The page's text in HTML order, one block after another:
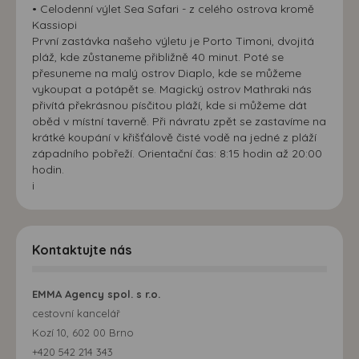
• Celodenní výlet Sea Safari - z celého ostrova kromě
Kassiopi
První zastávka našeho výletu je Porto Timoni, dvojitá
pláž, kde zůstaneme přibližně 40 minut. Poté se
přesuneme na malý ostrov Diaplo, kde se můžeme
vykoupat a potápět se. Magický ostrov Mathraki nás
přivítá překrásnou písčitou pláží, kde si můžeme dát
oběd v místní taverně. Při návratu zpět se zastavíme na
krátké koupání v křišťálově čisté vodě na jedné z pláží
západního pobřeží. Orientační čas: 8:15 hodin až 20:00
hodin.
i
Kontaktujte nás
EMMA Agency spol. s r.o.
cestovní kancelář
Kozí 10, 602 00 Brno
+420 542 214 343